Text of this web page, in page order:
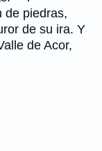
de piedras,
de su ira. Y
de Acor,